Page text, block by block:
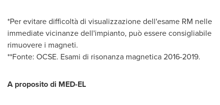
*Per evitare difficoltà di visualizzazione dell'esame RM nelle
immediate vicinanze dell'impianto, può essere consigliabile
rimuovere i magneti.
**Fonte: OCSE. Esami di risonanza magnetica 2016-2019.
A proposito di MED-EL